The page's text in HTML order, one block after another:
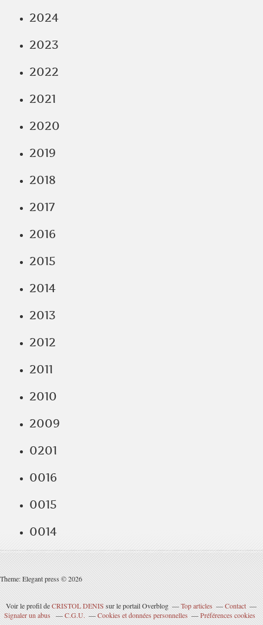
2024
2023
2022
2021
2020
2019
2018
2017
2016
2015
2014
2013
2012
2011
2010
2009
0201
0016
0015
0014
Theme: Elegant press © 2026
Voir le profil deCRISTOL DENIS sur le portail Overblog Top articles
Contact
Signaler un abus
C.G.U. Cookies et données personnelles Préférences cookies